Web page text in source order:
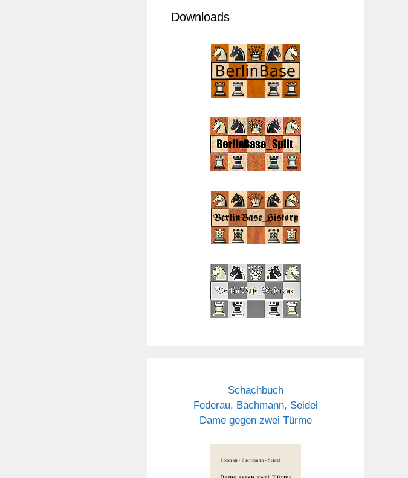
Downloads
Schachbuch
Federau, Bachmann, Seidel
Dame gegen zwei Türme